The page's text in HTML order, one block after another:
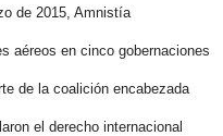
de 2015, Amnistía
aéreos en cinco gobernaciones
de la coalición encabezada
el derecho internacional